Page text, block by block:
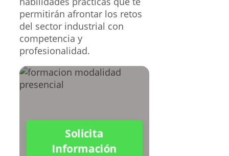
permitirán afrontar los retos
del sector industrial con
competencia y
profesionalidad.
Solicita
Información